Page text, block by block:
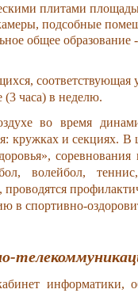
плитами
подсобные
общее образование
соответствующая
(3 часа) в неделю.
во время
кружках и секциях. В
волейбол,
в спортивно-
информатики,